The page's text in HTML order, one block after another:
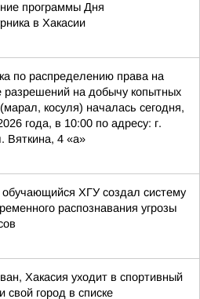
программы Дня
в Хакасии
по распределению права на
разрешений на добычу копытных
косуля) началась сегодня,
года, в 10:00 по адресу: г.
Вяткина, 4 «а»
обучающийся ХГУ создал систему
распознавания угрозы
Хакасия уходит в спортивный
свой город в списке